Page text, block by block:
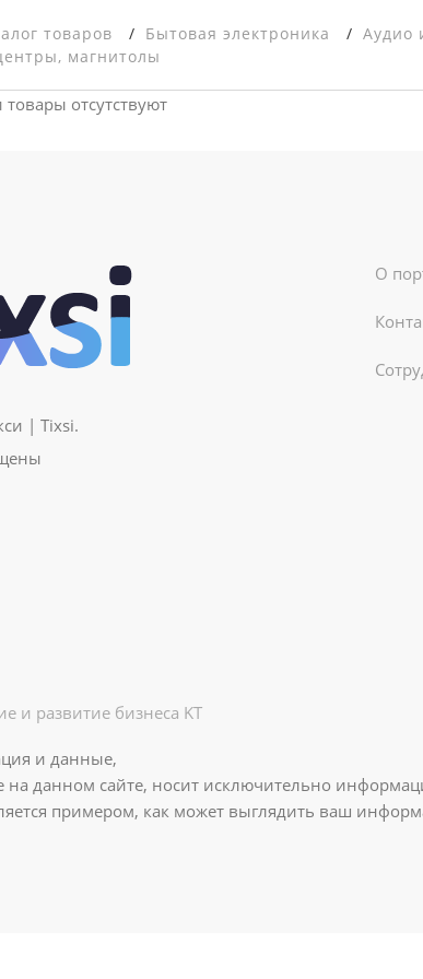
товаров Бытовая электроника
Аудио
магнитолы
отсутствуют
| Tixsi.
О
и развитие бизнеса KT
и данные,
на данном сайте, носит исключительно
примером, как может выглядить ваш